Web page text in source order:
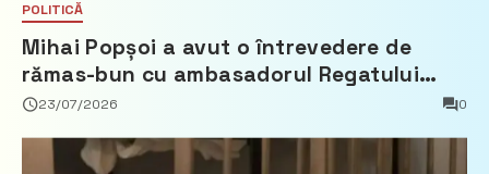
POLITICĂ
Mihai Popșoi a avut o întrevedere de
rămas-bun cu ambasadorul Regatului
Țărilor de Jos, Fred Duijn
23/07/2026 0